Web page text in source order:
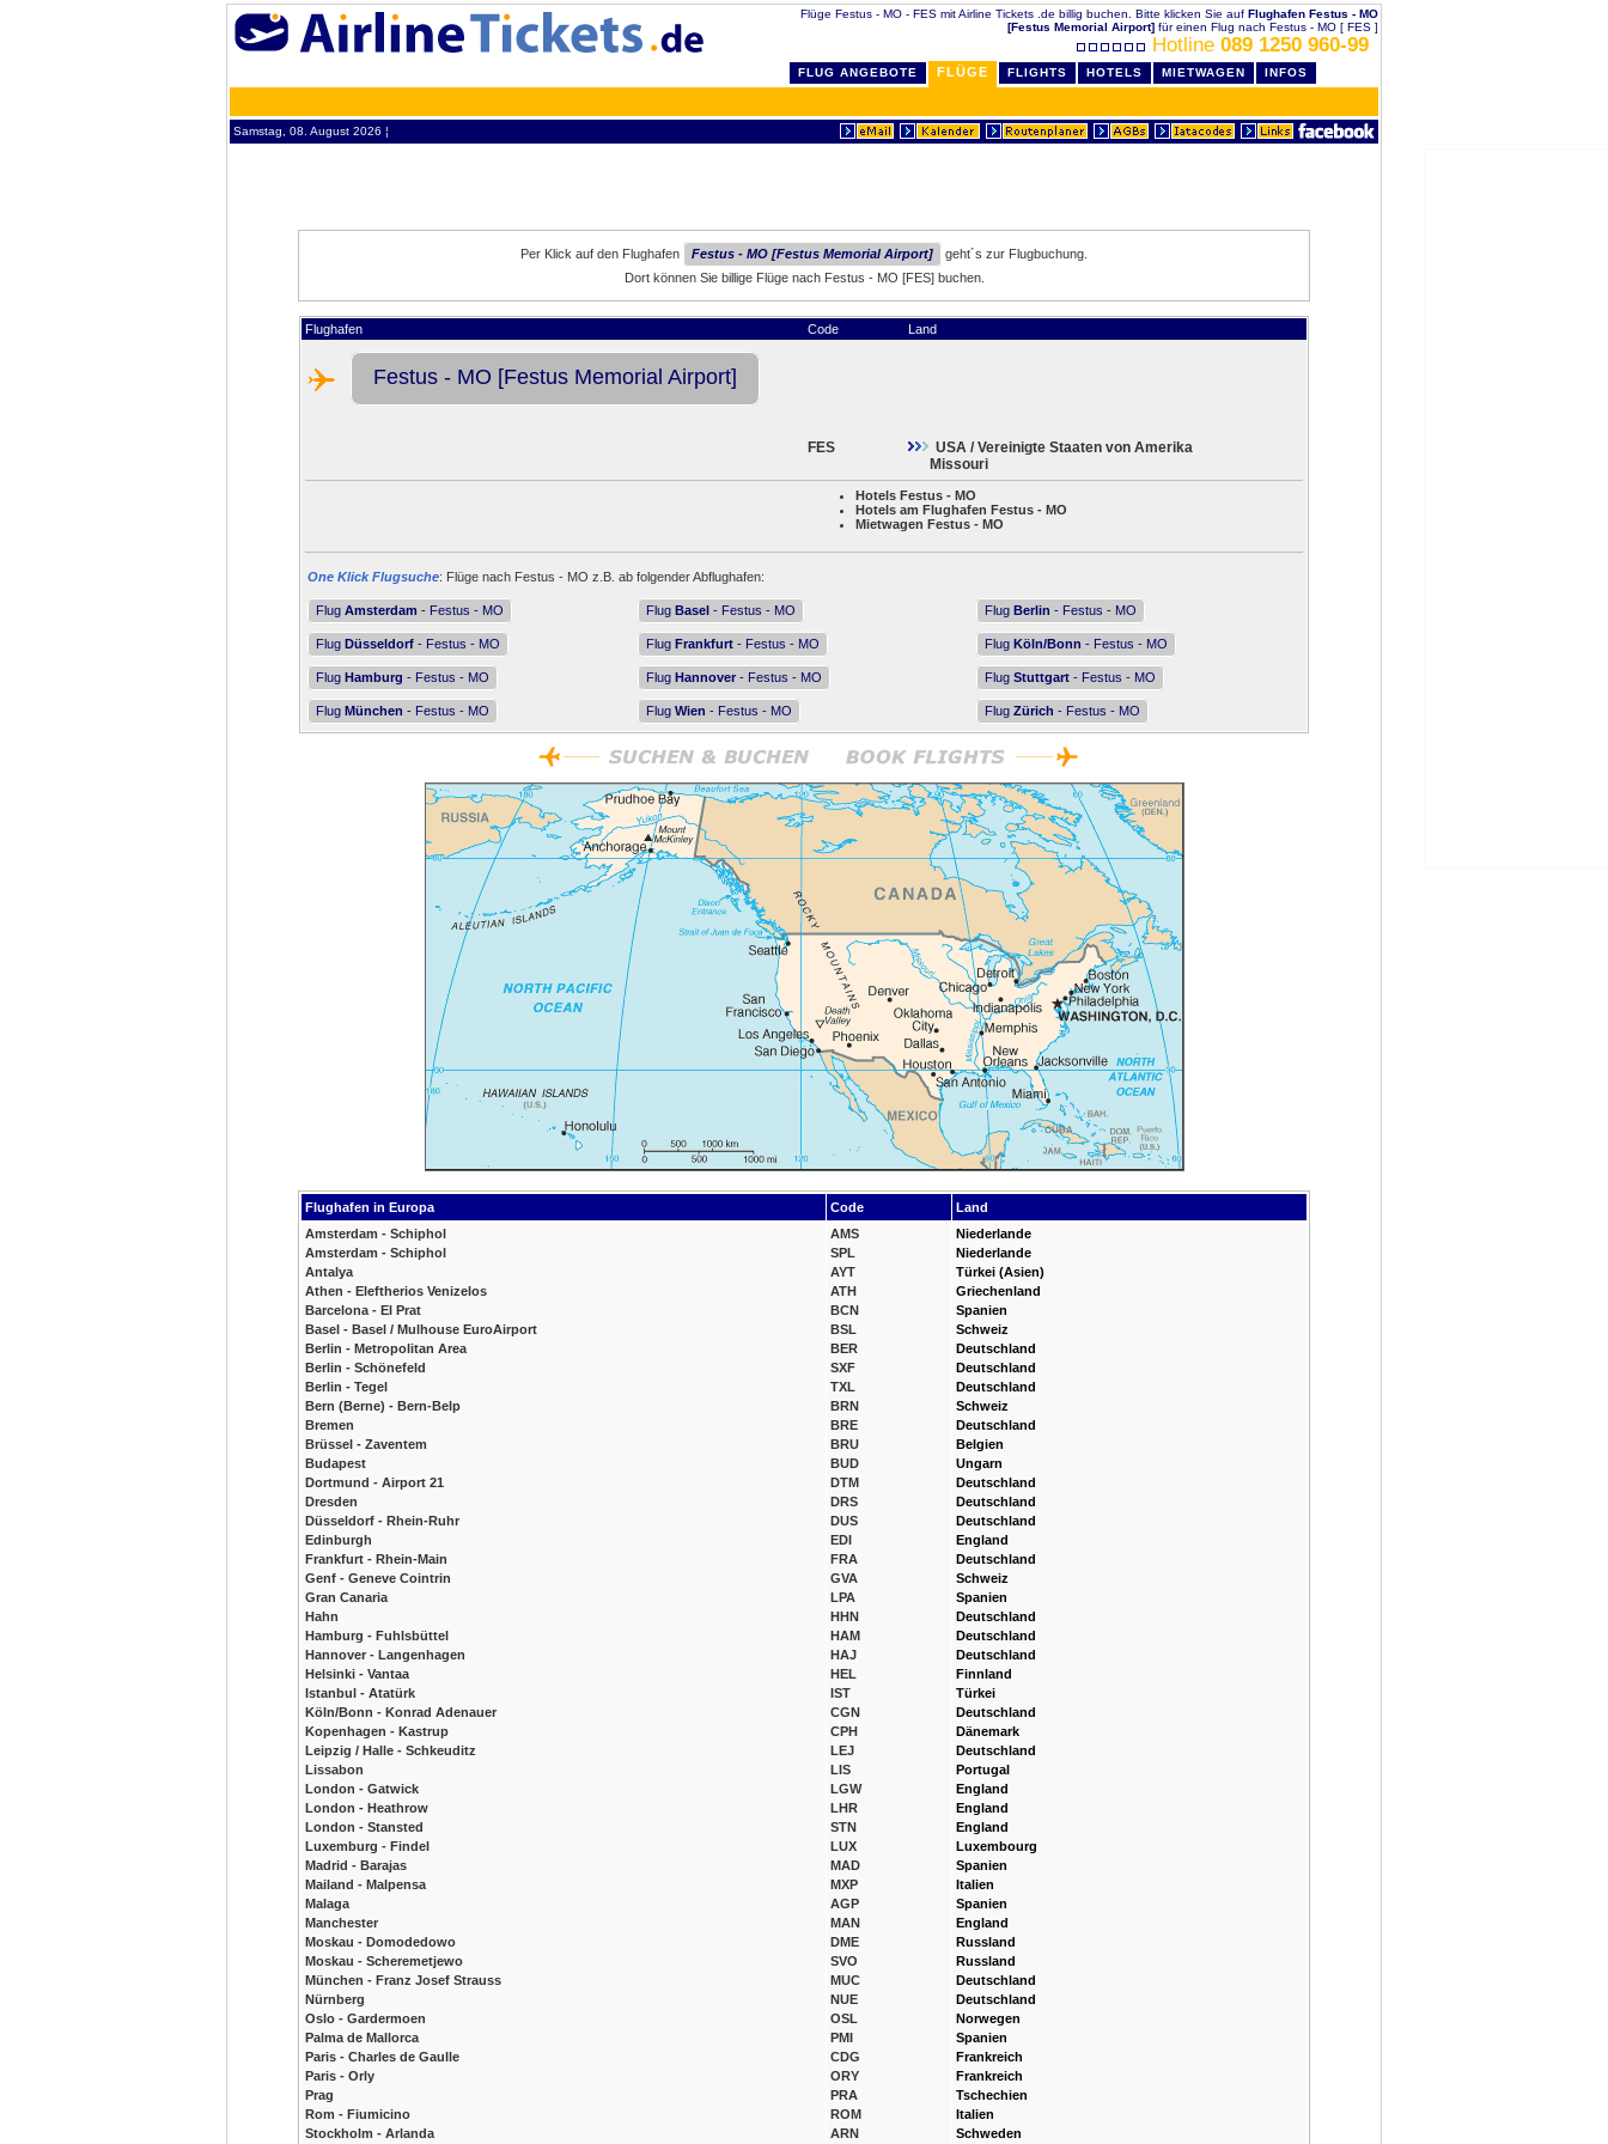
Flüge Festus - MO - FES mit Airline Tickets .de billig buchen. Bitte klicken Sie auf Flughafen Festus - MO
[Festus Memorial Airport] für einen Flug nach Festus - MO [ FES ]
Hotline 089 1250 960-99
FLUG ANGEBOTE FLÜGE FLIGHTS HOTELS MIETWAGEN INFOS
Samstag, 08. August 2026 ¦
Per Klick auf den Flughafen Festus - MO [Festus Memorial Airport]
geht´s zur Flugbuchung.
Dort können Sie billige Flüge nach Festus - MO [FES] buchen.
Flughafen Code Land
Festus - MO [Festus Memorial Airport]
FES
USA / Vereinigte Staaten von Amerika
Missouri
Hotels Festus - MO
Hotels am Flughafen Festus - MO
Mietwagen Festus - MO
One Klick Flugsuche: Flüge nach Festus - MO z.B. ab folgender Abflughafen:
Flug Amsterdam - Festus - MO Flug Basel - Festus - MO Flug Berlin - Festus - MO
Flug Düsseldorf - Festus - MO Flug Frankfurt - Festus - MO Flug Köln/Bonn - Festus - MO
Flug Hamburg - Festus - MO Flug Hannover - Festus - MO Flug Stuttgart - Festus - MO
Flug München - Festus - MO Flug Wien - Festus - MO Flug Zürich - Festus - MO
Flughafen in Europa Code
Land
Amsterdam - Schiphol
Amsterdam - Schiphol
Antalya
Athen - Eleftherios Venizelos
Barcelona - El Prat
Basel - Basel / Mulhouse EuroAirport
Berlin - Metropolitan Area
Berlin - Schönefeld
Berlin - Tegel
Bern (Berne) - Bern-Belp
Bremen
Brüssel - Zaventem
Budapest
Dortmund - Airport 21
Dresden
Düsseldorf - Rhein-Ruhr
Edinburgh
Frankfurt - Rhein-Main
Genf - Geneve Cointrin
Gran Canaria
Hahn
Hamburg - Fuhlsbüttel
Hannover - Langenhagen
Helsinki - Vantaa
Istanbul - Atatürk
Köln/Bonn - Konrad Adenauer
Kopenhagen - Kastrup
Leipzig / Halle - Schkeuditz
Lissabon
London - Gatwick
London - Heathrow
London - Stansted
Luxemburg - Findel
Madrid - Barajas
Mailand - Malpensa
Malaga
Manchester
Moskau - Domodedowo
Moskau - Scheremetjewo
München - Franz Josef Strauss
Nürnberg
Oslo - Gardermoen
Palma de Mallorca
Paris - Charles de Gaulle
Paris - Orly
Prag
Rom - Fiumicino
Stockholm - Arlanda
AMS
SPL
AYT
ATH
BCN
BSL
BER
SXF
TXL
BRN
BRE
BRU
BUD
DTM
DRS
DUS
EDI
FRA
GVA
LPA
HHN
HAM
HAJ
HEL
IST
CGN
CPH
LEJ
LIS
LGW
LHR
STN
LUX
MAD
MXP
AGP
MAN
DME
SVO
MUC
NUE
OSL
PMI
CDG
ORY
PRA
ROM
ARN
Niederlande
Niederlande
Türkei (Asien)
Griechenland
Spanien
Schweiz
Deutschland
Deutschland
Deutschland
Schweiz
Deutschland
Belgien
Ungarn
Deutschland
Deutschland
Deutschland
England
Deutschland
Schweiz
Spanien
Deutschland
Deutschland
Deutschland
Finnland
Türkei
Deutschland
Dänemark
Deutschland
Portugal
England
England
England
Luxembourg
Spanien
Italien
Spanien
England
Russland
Russland
Deutschland
Deutschland
Norwegen
Spanien
Frankreich
Frankreich
Tschechien
Italien
Schweden